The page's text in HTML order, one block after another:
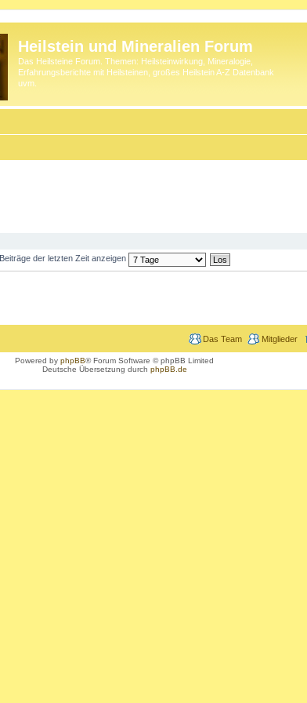
Heilstein und Mineralien Forum
Das Heilsteine Forum. Themen: Heilsteinwirkung, Mineralogie,
Erfahrungsberichte mit Heilsteinen, großes Heilstein A-Z Datenbank
uvm.
Beiträge der letzten Zeit anzeigen
Mitglieder
Das Team
Powered by phpBB® Forum Software © phpBB Limited
Deutsche Übersetzung durch phpBB.de